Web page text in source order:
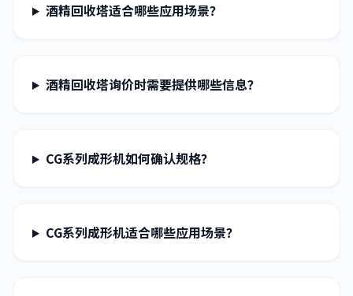
酒精回收塔适合哪些应用场景？
酒精回收塔询价时需要提供哪些信息？
CG系列成形机如何确认规格？
CG系列成形机适合哪些应用场景？